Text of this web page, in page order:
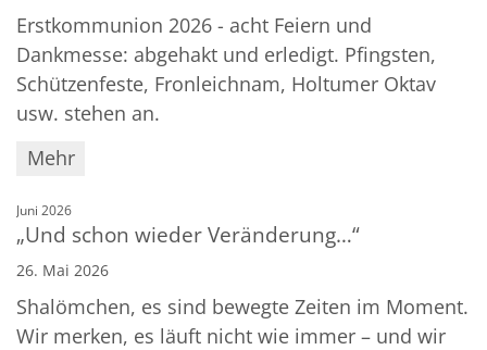
Erstkommunion 2026 - acht Feiern und
Dankmesse: abgehakt und erledigt. Pfingsten,
Schützenfeste, Fronleichnam, Holtumer Oktav
usw. stehen an.
Mehr
Juni 2026:
„Und schon wieder Veränderung…“
26. Mai 2026
Shalömchen, es sind bewegte Zeiten im Moment.
Wir merken, es läuft nicht wie immer – und wir